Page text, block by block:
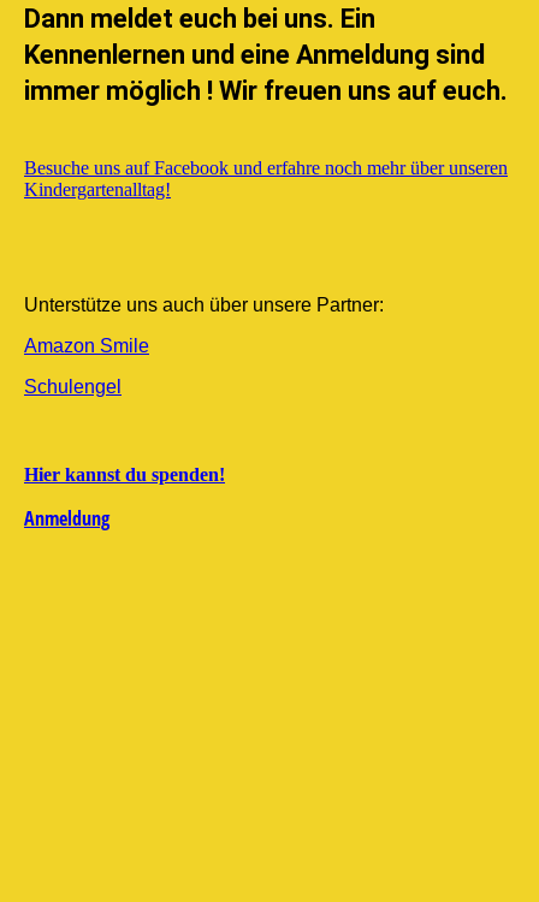
Dann meldet euch bei uns. Ein
Kennenlernen und eine Anmeldung sind
immer möglich ! Wir freuen uns auf euch.
Besuche uns auf Facebook und erfahre noch mehr über unseren
Kindergartenalltag!
Unterstütze uns auch über unsere Partner:
Amazon Smile
Schulengel
Hier kannst du spenden!
Anmeldung